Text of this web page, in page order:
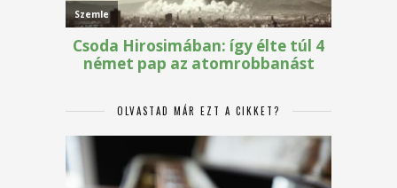
OLVASTAD MÁR EZT A CIKKET?